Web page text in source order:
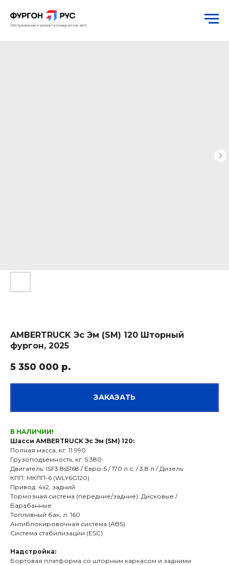
AMBERTRUCK Эс Эм (SM) 120 Шторный
фургон, 2025
5 350 000 р.
ЗАКАЗАТЬ
В НАЛИЧИИ!
Шасси AMBERTRUCK Эс Эм (SM) 120:
Полная масса, кг: 11 990
Грузоподъёмность, кг: 5 380
Двигатель: ISF3.8s5168 / Евро-5 / 170 л.с. / 3,8 л / Дизель
КПП: МКПП-6 (WLY6G120)
Привод: 4х2, задний
Тормозная система (передние/задние): Дисковые /
Барабанные
Топливный бак, л: 160
Антиблокировочная система (ABS)
Система стабилизации (ESC)
Надстройка:
Бортовая платформа со шторным каркасом и задними